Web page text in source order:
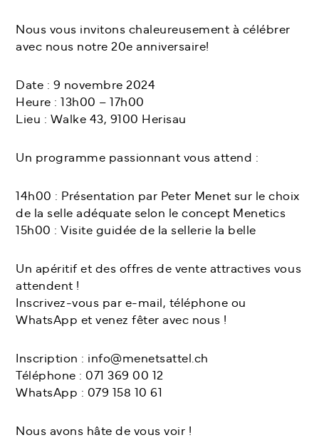
Nous vous invitons chaleureusement à célébrer
avec nous notre 20e anniversaire!
Date : 9 novembre 2024
Heure : 13h00 – 17h00
Lieu : Walke 43, 9100 Herisau
Un programme passionnant vous attend :
14h00 : Présentation par Peter Menet sur le choix
de la selle adéquate selon le concept Menetics
15h00 : Visite guidée de la sellerie la belle
Un apéritif et des offres de vente attractives vous
attendent !
Inscrivez-vous par e-mail, téléphone ou
WhatsApp et venez fêter avec nous !
Inscription : info@menetsattel.ch
Téléphone : 071 369 00 12
WhatsApp : 079 158 10 61
Nous avons hâte de vous voir !